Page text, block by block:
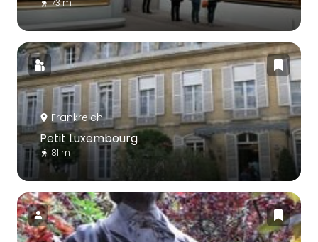
73 m
Frankreich
Petit Luxembourg
81 m